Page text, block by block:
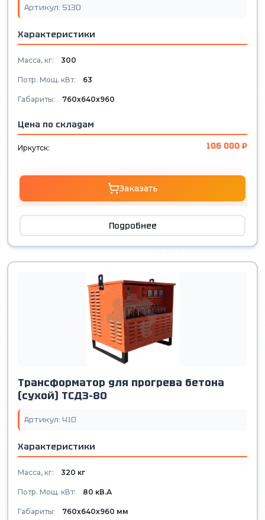
Артикул: 5130
Характеристики
Масса, кг: 300
Потр. Мощ. кВт: 63
Габариты: 760х640х960
Цена по складам
Иркутск: 106 000 ₽
Заказать
Подробнее
Трансформатор для прогрева бетона
(сухой) ТСДЗ-80
Артикул: 410
Характеристики
Масса, кг: 320 кг
Потр. Мощ. кВт: 80 кВ.А
Габариты: 760х640х960 мм